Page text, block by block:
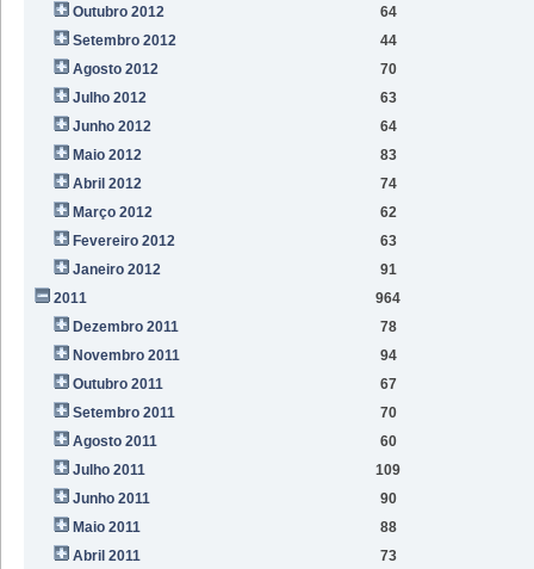
Outubro 2012
64
Setembro 2012
44
Agosto 2012
70
Julho 2012
63
Junho 2012
64
Maio 2012
83
Abril 2012
74
Março 2012
62
Fevereiro 2012
63
Janeiro 2012
91
2011
964
Dezembro 2011
78
Novembro 2011
94
Outubro 2011
67
Setembro 2011
70
Agosto 2011
60
Julho 2011
109
Junho 2011
90
Maio 2011
88
Abril 2011
73